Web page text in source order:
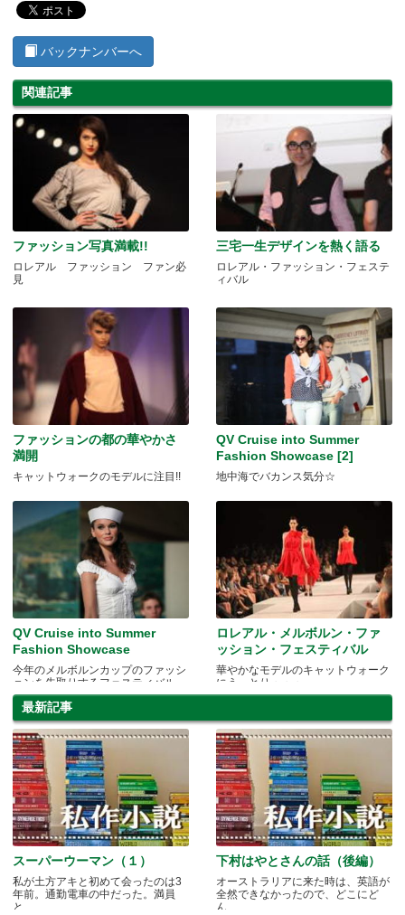
バックナンバーへ
関連記事
ファッション写真満載!!
ロレアル ファッション ファン必
見
三宅一生デザインを熱く語る
ロレアル・ファッション・フェステ
ィバル
ファッションの都の華やかさ
満開
キャットウォークのモデルに注目!!
QV Cruise into Summer
Fashion Showcase [2]
地中海でバカンス気分☆
QV Cruise into Summer
Fashion Showcase
今年のメルボルンカップのファッシ
ョンを先取りするフェスティバル
ロレアル・メルボルン・ファ
ッション・フェスティバル
華やかなモデルのキャットウォーク
にうっとり・・・
最新記事
スーパーウーマン（１）
私が土方アキと初めて会ったのは3
年前。通勤電車の中だった。満員
と.....
下村はやとさんの話（後編）
オーストラリアに来た時は、英語が
全然できなかったので、どこにど
ん.....